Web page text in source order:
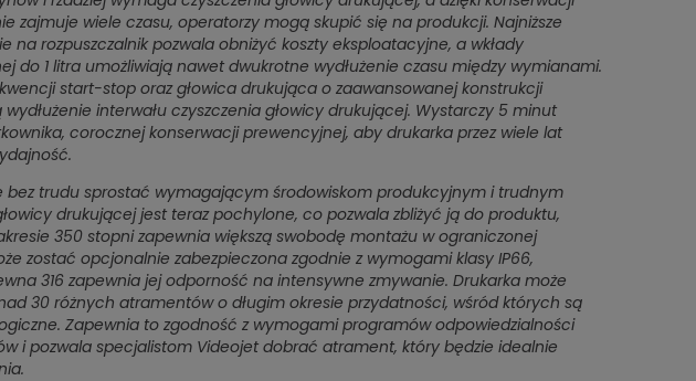
zajmuje wiele czasu, operatorzy mogą skupić się na produkcji. Najniższe
na rozpuszczalnik pozwala obniżyć koszty eksploatacyjne, a wkłady
do 1 litra umożliwiają nawet dwukrotne wydłużenie czasu między wymianami.
start-stop oraz głowica drukująca o zaawansowanej konstrukcji
interwału czyszczenia głowicy drukującej. Wystarczy 5 minut
corocznej konserwacji prewencyjnej, aby drukarka przez wiele lat
bez trudu sprostać wymagającym środowiskom produkcyjnym i trudnym
drukującej jest teraz pochylone, co pozwala zbliżyć ją do produktu,
350 stopni zapewnia większą swobodę montażu w ograniczonej
zostać opcjonalnie zabezpieczona zgodnie z wymogami klasy IP66,
316 zapewnia jej odporność na intensywne zmywanie. Drukarka może
30 różnych atramentów o długim okresie przydatności, wśród których są
Zapewnia to zgodność z wymogami programów odpowiedzialności
i pozwala specjalistom Videojet dobrać atrament, który będzie idealnie